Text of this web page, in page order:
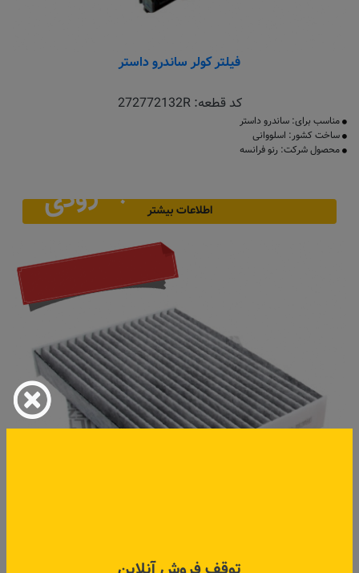
فیلتر کولر ساندرو داستر
کد قطعه:272772132R
مناسب برای: ساندرو داستر
ساخت کشور: اسلووانی
محصول شرکت: رنو فرانسه
اطلاعات بیشتر به زودی